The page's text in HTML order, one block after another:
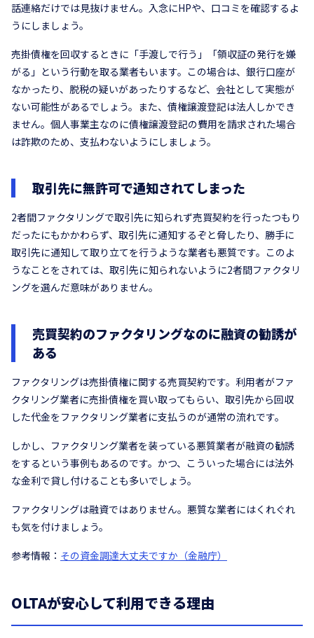
話連絡だけでは見抜けません。入念にHPや、口コミを確認するよ
うにしましょう。
売掛債権を回収するときに「手渡しで行う」「領収証の発行を嫌
がる」という行動を取る業者もいます。この場合は、銀行口座が
なかったり、脱税の疑いがあったりするなど、会社として実態が
ない可能性があるでしょう。また、債権譲渡登記は法人しかでき
ません。個人事業主なのに債権譲渡登記の費用を請求された場合
は詐欺のため、支払わないようにしましょう。
取引先に無許可で通知されてしまった
2者間ファクタリングで取引先に知られず売買契約を行ったつもり
だったにもかかわらず、取引先に通知するぞと脅したり、勝手に
取引先に通知して取り立てを行うような業者も悪質です。このよ
うなことをされては、取引先に知られないように2者間ファクタリ
ングを選んだ意味がありません。
売買契約のファクタリングなのに融資の勧誘が
ある
ファクタリングは売掛債権に関する売買契約です。利用者がファ
クタリング業者に売掛債権を買い取ってもらい、取引先から回収
した代金をファクタリング業者に支払うのが通常の流れです。
しかし、ファクタリング業者を装っている悪質業者が融資の勧誘
をするという事例もあるのです。かつ、こういった場合には法外
な金利で貸し付けることも多いでしょう。
ファクタリングは融資ではありません。悪質な業者にはくれぐれ
も気を付けましょう。
参考情報： その資金調達大丈夫ですか（金融庁）
OLTAが安心して利用できる理由